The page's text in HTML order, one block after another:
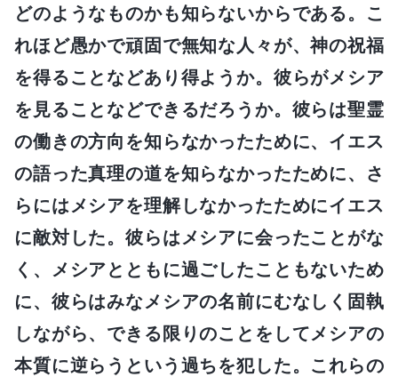
どのようなものかも知らないからである。こ
れほど愚かで頑固で無知な人々が、神の祝福
を得ることなどあり得ようか。彼らがメシア
を見ることなどできるだろうか。彼らは聖霊
の働きの方向を知らなかったために、イエス
の語った真理の道を知らなかったために、さ
らにはメシアを理解しなかったためにイエス
に敵対した。彼らはメシアに会ったことがな
く、メシアとともに過ごしたこともないため
に、彼らはみなメシアの名前にむなしく固執
しながら、できる限りのことをしてメシアの
本質に逆らうという過ちを犯した。これらの